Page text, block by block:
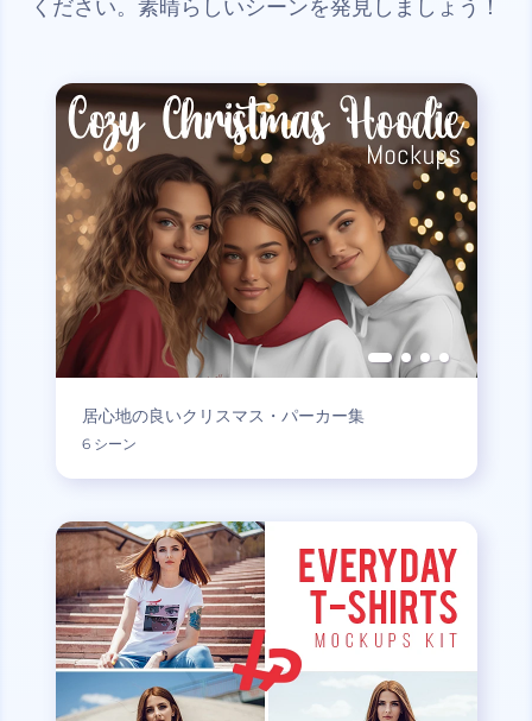
ください。素晴らしいシーンを発見しましょう！
居心地の良いクリスマス・パーカー集
6 シーン